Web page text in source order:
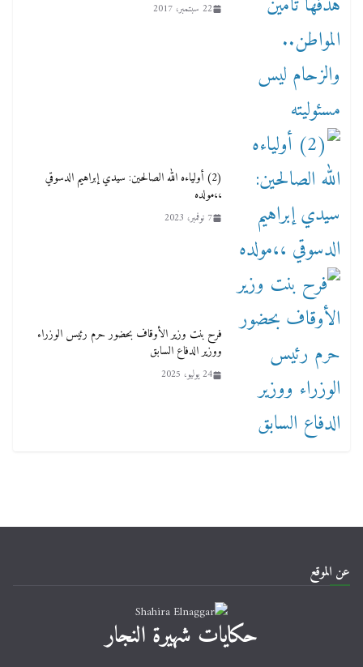
22 سبتمبر، 2017
(2) أولياءه الله الصالحين: سيدي إبراهيم الدسوقي
،،مولده
7 نوفمبر، 2023
فرح بنت وزير الأوقاف بحضور حرم رئيس الوزراء
ووزير الدفاع السابق
24 يوليو، 2025
عن الموقع
حكايات شهيرة النجار